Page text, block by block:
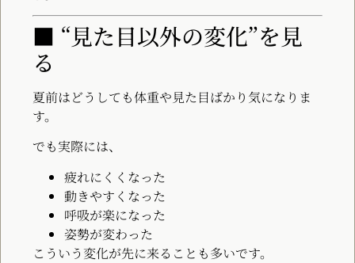
■ “見た目以外の変化”を見
る
夏前はどうしても体重や見た目ばかり気になりま
す。
でも実際には、
疲れにくくなった
動きやすくなった
呼吸が楽になった
姿勢が変わった
こういう変化が先に来ることも多いです。